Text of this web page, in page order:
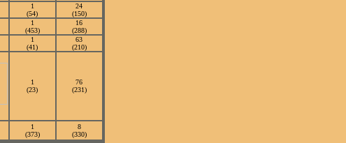
1
(54)
24
(150)
1
(453)
16
(288)
1
(41)
63
(210)
1
(23)
76
(231)
1
(373)
8
(330)